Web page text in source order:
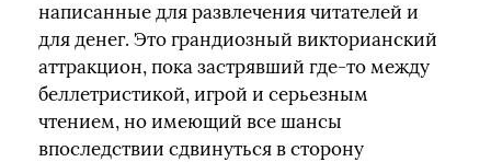
написанные для развлечения читателей и
для денег. Это грандиозный викторианский
аттракцион, пока застрявший где-то между
беллетристикой, игрой и серьезным
чтением, но имеющий все шансы
впоследствии сдвинуться в сторону